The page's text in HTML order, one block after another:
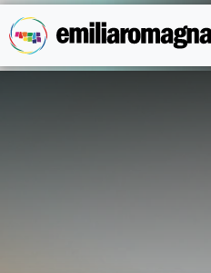
Vai al contenuto principale